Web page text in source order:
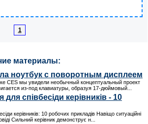
1
материалы:
ноутбук с поворотным дисплеем
CES мы увидели необычный концептуальный проект
из-под клавиатуры, образуя 17-дюймовый...
для співбесіди керівників - 10
керівників: 10 робочих прикладів Навіщо ситуаційні
Сильний керівник демонструє н...